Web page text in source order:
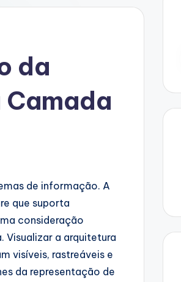
da
de informação. A
que suporta
consideração
Visualizar a arquitetura
visíveis, rastreáveis e
da representação de